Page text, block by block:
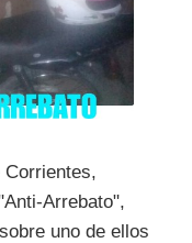
Arrebato",
uno de ellos